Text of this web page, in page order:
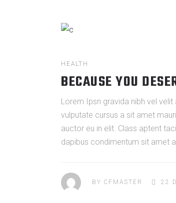
HEALTH
BECAUSE YOU
Lorem Ipsn gravida nibh vel
vulputate cursus a sit amet
auctor eu in elit. Class aptent
dapibus condimentum sit amet
BY CFMASTER 22